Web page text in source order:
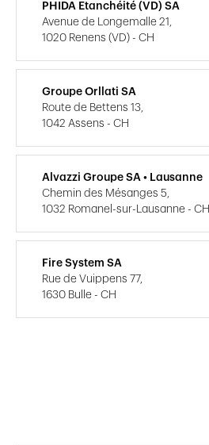
PHIDA Etanchéité (VD) SA
Avenue de Longemalle 21,
1020 Renens (VD) - CH
Groupe Orllati SA
Route de Bettens 13,
1042 Assens - CH
Alvazzi Groupe SA • Lausanne
Chemin des Mésanges 5,
1032 Romanel-sur-Lausanne - CH
Fire System SA
Rue de Vuippens 77,
1630 Bulle - CH